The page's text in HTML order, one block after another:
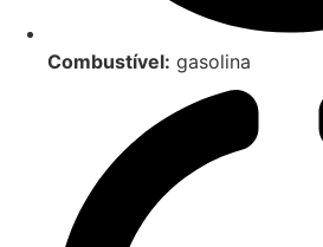
Combustível: gasolina